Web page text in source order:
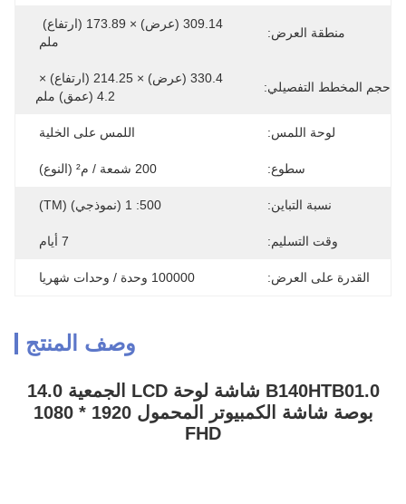
منطقة العرض:
ملم
حجم المخطط التفصيلي:
4.2 (عمق) ملم
لوحة اللمس: اللمس على الخلية
سطوع: 200 شمعة / م² (النوع)
نسبة التباين: 500: 1 (نموذجي) (TM)
وقت التسليم: 7 أيام
القدرة على العرض: 100000 وحدة / وحدات شهريا
وصف المنتج
B140HTB01.0 شاشة لوحة LCD الجمعية 14.0
بوصة شاشة الكمبيوتر المحمول 1920 * 1080
FHD